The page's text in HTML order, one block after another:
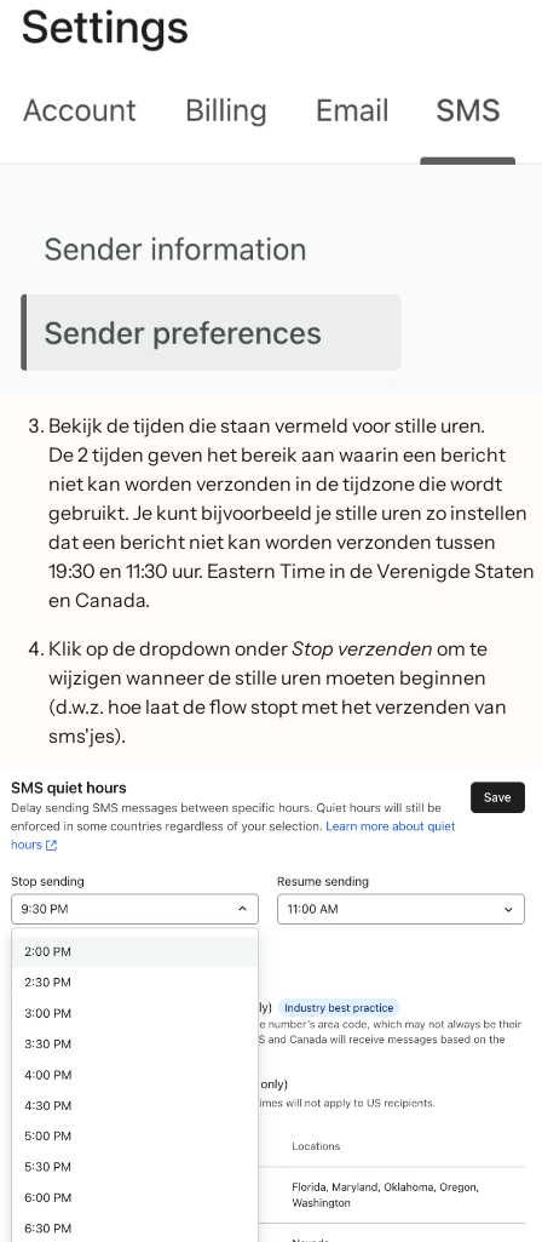
Bekijk de tijden die staan vermeld voor stille uren.
De 2 tijden geven het bereik aan waarin een bericht
niet kan worden verzonden in de tijdzone die wordt
gebruikt. Je kunt bijvoorbeeld je stille uren zo instellen
dat een bericht niet kan worden verzonden tussen
19:30 en 11:30 uur. Eastern Time in de Verenigde Staten
en Canada.
Klik op de dropdown onderStop verzenden om te
wijzigen wanneer de stille uren moeten beginnen
(d.w.z. hoe laat de flow stopt met het verzenden van
sms'jes).